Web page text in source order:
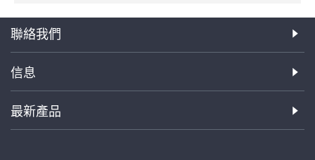
聯絡我們
信息
最新產品